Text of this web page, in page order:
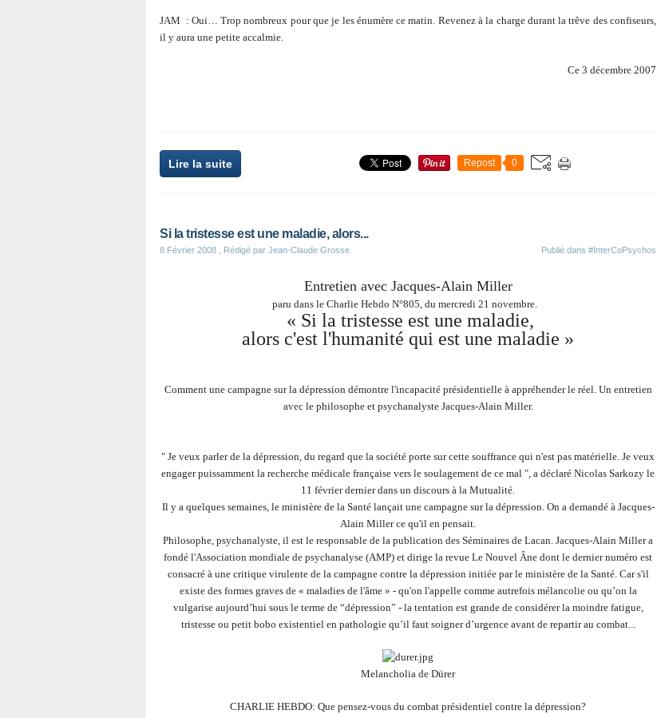
JAM : Oui… Trop nombreux pour que je les énumère ce matin. Revenez à la charge durant la trêve des confiseurs,
il y aura une petite accalmie.
Ce 3 décembre 2007
Lire la suite Repost 0
Si la tristesse est une maladie, alors...
8 Février 2008 , Rédigé par Jean-Claude Grosse Publié dans #InterCoPsychos
Entretien avec Jacques-Alain Miller
paru dans le Charlie Hebdo N°805, du mercredi 21 novembre.
« Si la tristesse est une maladie,
alors c'est l'humanité qui est une maladie »
Comment une campagne sur la dépression démontre l'incapacité présidentielle à appréhender le réel. Un entretien
avec le philosophe et psychanalyste Jacques-Alain Miller.
" Je veux parler de la dépression, du regard que la société porte sur cette souffrance qui n'est pas matérielle. Je veux
engager puissamment la recherche médicale française vers le soulagement de ce mal ", a déclaré Nicolas Sarkozy le
11 février dernier dans un discours à la Mutualité.
Il y a quelques semaines, le ministère de la Santé lançait une campagne sur la dépression. On a demandé à Jacques-
Alain Miller ce qu'il en pensait.
Philosophe, psychanalyste, il est le responsable de la publication des Séminaires de Lacan. Jacques-Alain Miller a
fondé l'Association mondiale de psychanalyse (AMP) et dirige la revue Le Nouvel Âne dont le dernier numéro est
consacré à une critique virulente de la campagne contre la dépression initiée par le ministère de la Santé. Car s'il
existe des formes graves de « maladies de l'âme » - qu'on l'appelle comme autrefois mélancolie ou qu’on la
vulgarise aujourd’hui sous le terme de “dépression” - la tentation est grande de considérer la moindre fatigue,
tristesse ou petit bobo existentiel en pathologie qu’il faut soigner d’urgence avant de repartir au combat...
Melancholia de Dürer
CHARLIE HEBDO: Que pensez-vous du combat présidentiel contre la dépression?